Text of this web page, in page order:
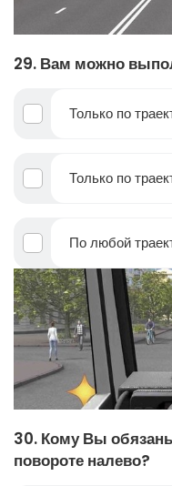
29. Вам можно
Только по
Только по
По любой
30. Кому Вы
повороте налево?